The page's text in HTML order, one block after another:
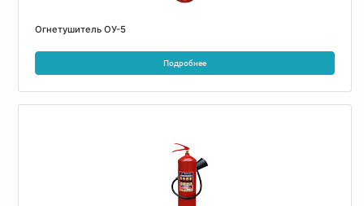
Огнетушитель ОУ-5
Подробнее